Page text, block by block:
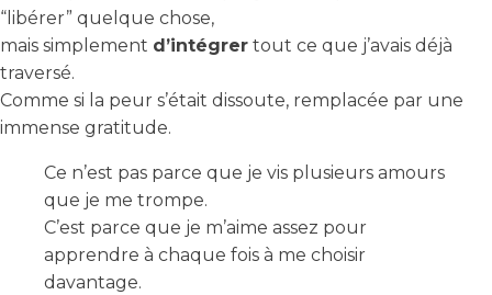
“libérer” quelque chose,
mais simplement d’intégrer tout ce que j’avais déjà
traversé.
Comme si la peur s’était dissoute, remplacée par une
immense gratitude.
Ce n’est pas parce que je vis plusieurs amours
que je me trompe.
C’est parce que je m’aime assez pour
apprendre à chaque fois à me choisir
davantage.